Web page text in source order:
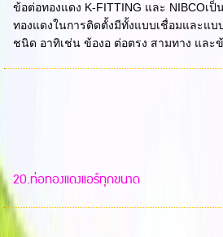
ข้อต่อทองแดง K-FITTING และ NIBCOเ
ทองแดงในการติดตั้งมีทั้งแบบเชื่อมและแบ
ชนิด อาทิเช่น ข้องอ ต่อตรง สามทาง และ
20.ท่อทองแดงแอร์ทุกขนาด